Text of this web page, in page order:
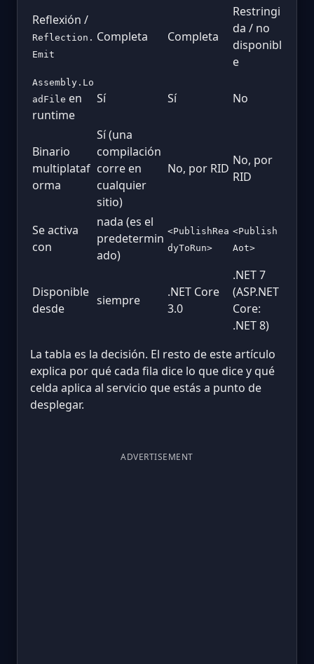
Reflexión /
Reflection.
Emit
Completa Completa
Restringi
da / no
disponibl
e
Assembly.Lo
adFile en
runtime
Sí Sí No
Binario
multiplataf
orma
Sí (una
compilación
corre en
cualquier
sitio)
No, por RID
No, por
RID
Se activa
con
nada (es el
predetermin
ado)
<PublishRea
dyToRun>
<Publish
Aot>
Disponible
desde
siempre
.NET Core
3.0
.NET 7
(ASP.NET
Core:
.NET 8)
La tabla es la decisión. El resto de este artículo
explica por qué cada fila dice lo que dice y qué
celda aplica al servicio que estás a punto de
desplegar.
ADVERTISEMENT